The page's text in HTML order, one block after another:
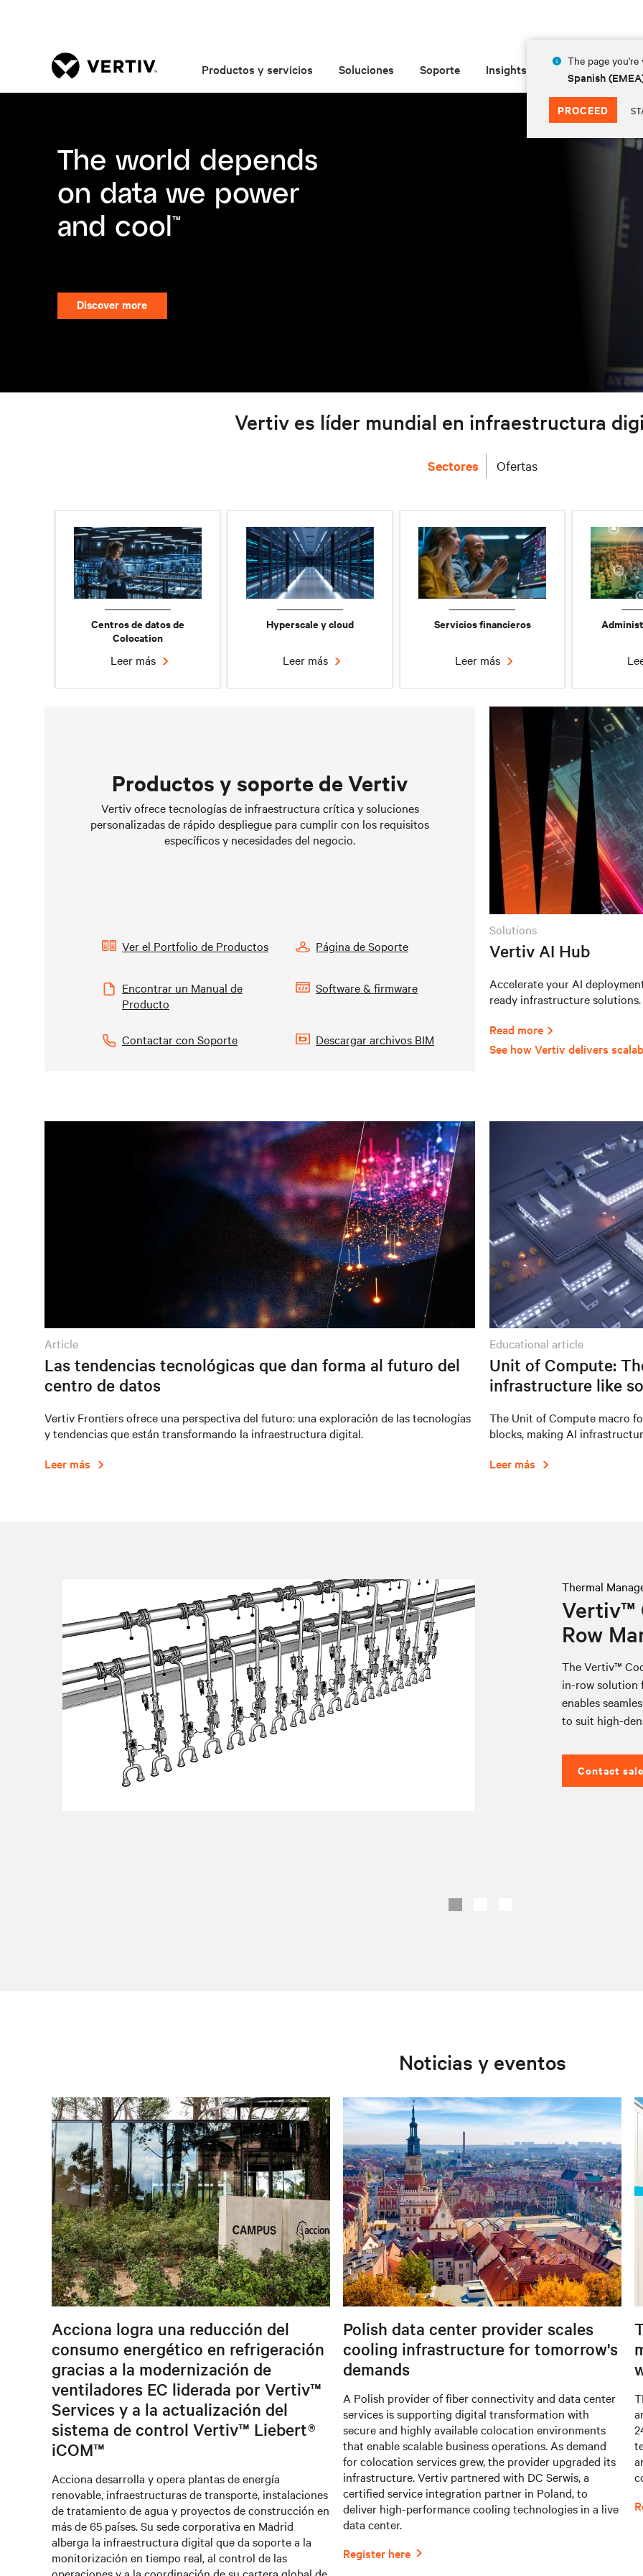
The page
Spanish
PROCEED
Productos y servicios Soluciones Soporte Insights Acerca de las
Vertiv es líder mundial en infraestructura
Sectores Ofertas
Centros de datos de
Colocation
Leer más
Hyperscale y cloud
Leer más
Servicios financieros
Leer más
Opciones de refrigeración
líquida para centros de
datos
Informe de microcentro
de datos y Edge
Leer más
Gestión completa de la
alimentación eléctrica
Leer más
Productos y soporte de Vertiv
Vertiv ofrece tecnologías de infraestructura crítica y soluciones
personalizadas de rápido despliegue para cumplir con los requisitos
específicos y necesidades del negocio.
Ver el Portfolio de Productos Página de Soporte
Encontrar un Manual de
Producto
Software & firmware
Contactar con Soporte Descargar archivos BIM
solutions
Vertiv AI Hub
Accelerate your AI
ready infrastructure solutions.
Read more
See how Vertiv delivers
article
Las tendencias tecnológicas que dan forma al futuro del
centro de datos
Vertiv Frontiers ofrece una perspectiva del futuro: una exploración de las tecnologías
y tendencias que están transformando la infraestructura digital.
Leer más
educational article
Unit of Compute:
infrastructure like
The Unit of Compute macro
blocks, making AI
Leer más
Thermal
Vertiv™
Row
The Vertiv™
in-row solution
enables
to suit high-
Contact
Noticias y eventos
Acciona logra una reducción del
consumo energético en refrigeración
gracias a la modernización de
ventiladores EC liderada por Vertiv™
Services y a la actualización del
sistema de control Vertiv™ Liebert®
iCOM™
Acciona desarrolla y opera plantas de energía
renovable, infraestructuras de transporte, instalaciones
de tratamiento de agua y proyectos de construcción en
más de 65 países. Su sede corporativa en Madrid
alberga la infraestructura digital que da soporte a la
monitorización en tiempo real, al control de las
Polish data center provider scales
cooling infrastructure for tomorrow's
demands
A Polish provider of fiber connectivity and data center
services is supporting digital transformation with
secure and highly available colocation environments
that enable scalable business operations. As demand
for colocation services grew, the provider upgraded its
infrastructure. Vertiv partnered with DC Serwis, a
certified service integration partner in Poland, to
deliver high-performance cooling technologies in a live
data center.